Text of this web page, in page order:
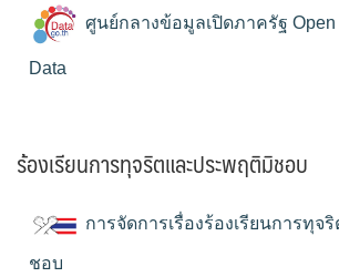
ศูนย์กลางข้อมูลเปิดภาครัฐ Open
Data
ร้องเรียนการทุจริตและประพฤติมิชอบ
การจัดการเรื่องร้องเรียนการทุจ
ชอบ